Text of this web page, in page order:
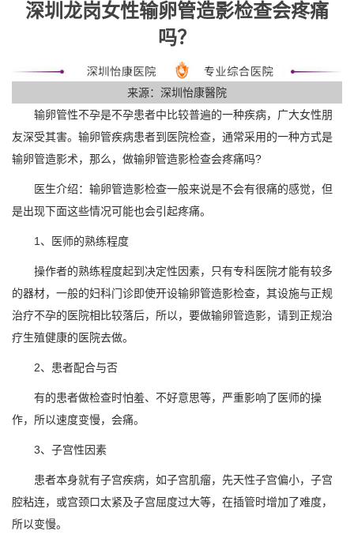
深圳龙岗女性输卵管造影检查会疼痛
吗？
来源：深圳怡康醫院
输卵管性不孕是不孕患者中比较普遍的一种疾病，广大女性朋
友深受其害。输卵管疾病患者到医院检查，通常采用的一种方式是
输卵管造影术，那么，做输卵管造影检查会疼痛吗?
医生介绍：输卵管造影检查一般来说是不会有很痛的感觉，但
是出现下面这些情况可能也会引起疼痛。
1、医师的熟练程度
操作者的熟练程度起到决定性因素，只有专科医院才能有较多
的器材，一般的妇科门诊即使开设输卵管造影检查，其设施与正规
治疗不孕的医院相比较落后，所以，要做输卵管造影，请到正规治
疗生殖健康的医院去做。
2、患者配合与否
有的患者做检查时怕羞、不好意思等，严重影响了医师的操
作，所以速度变慢，会痛。
3、子宫性因素
患者本身就有子宫疾病，如子宫肌瘤，先天性子宫偏小，子宫
腔粘连，或宫颈口太紧及子宫屈度过大等，在插管时增加了难度，
所以变慢。